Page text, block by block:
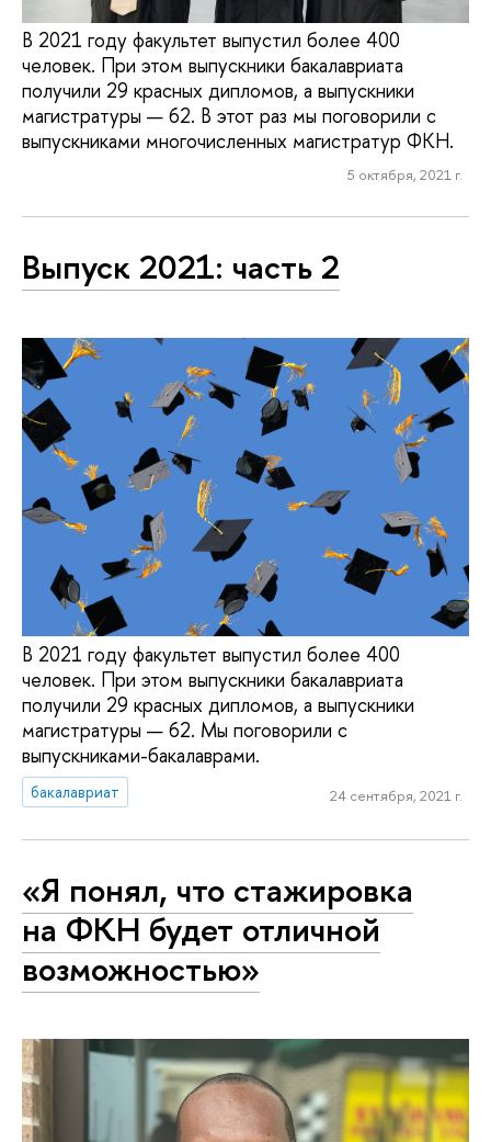
В 2021 году факультет выпустил более 400
человек. При этом выпускники бакалавриата
получили 29 красных дипломов, а выпускники
магистратуры — 62. В этот раз мы поговорили с
выпускниками многочисленных магистратур ФКН.
5 октября, 2021 г.
Выпуск 2021: часть 2
В 2021 году факультет выпустил более 400
человек. При этом выпускники бакалавриата
получили 29 красных дипломов, а выпускники
магистратуры — 62. Мы поговорили с
выпускниками-бакалаврами.
бакалавриат 24 сентября, 2021 г.
«Я понял, что стажировка
на ФКН будет отличной
возможностью»